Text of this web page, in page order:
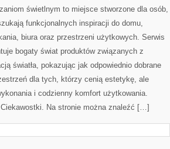
świetlnym to miejsce stworzone dla osób,
funkcjonalnych inspiracji do domu,
biura oraz przestrzeni użytkowych. Serwis
bogaty świat produktów związanych z
światła, pokazując jak odpowiednio dobrane
dla tych, którzy cenią estetykę, ale
i codzienny komfort użytkowania.
Na stronie można znaleźć […]